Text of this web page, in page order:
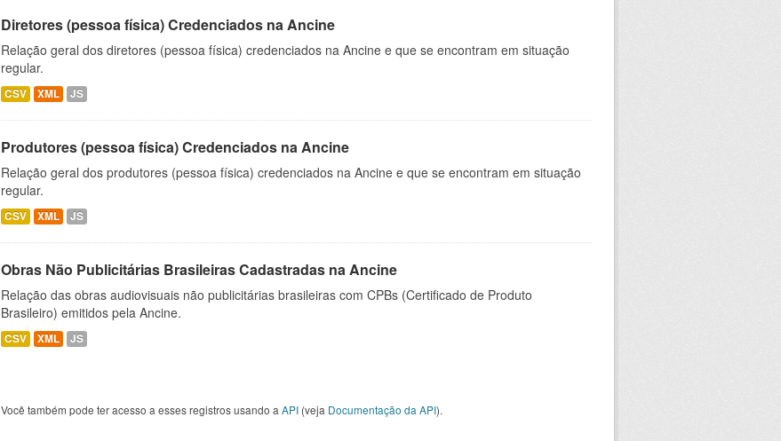
Diretores (pessoa física) Credenciados na Ancine
Relação geral dos diretores (pessoa física) credenciados na Ancine e que se encontram em situação
regular.
CSV XML JS
Produtores (pessoa física) Credenciados na Ancine
Relação geral dos produtores (pessoa física) credenciados na Ancine e que se encontram em situação
regular.
CSV XML JS
Obras Não Publicitárias Brasileiras Cadastradas na Ancine
Relação das obras audiovisuais não publicitárias brasileiras com CPBs (Certificado de Produto
Brasileiro) emitidos pela Ancine.
CSV XML JS
Você também pode ter acesso a esses registros usando a API (veja Documentação da API).